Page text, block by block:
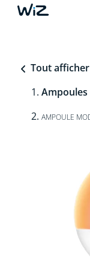
Tout
Ampoules
AMPOULE